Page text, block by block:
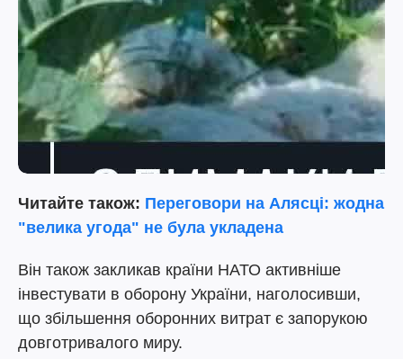
Читайте також: Переговори на Алясці: жодна
"велика угода" не була укладена
Він також закликав країни НАТО активніше
інвестувати в оборону України, наголосивши,
що збільшення оборонних витрат є запорукою
довготривалого миру.